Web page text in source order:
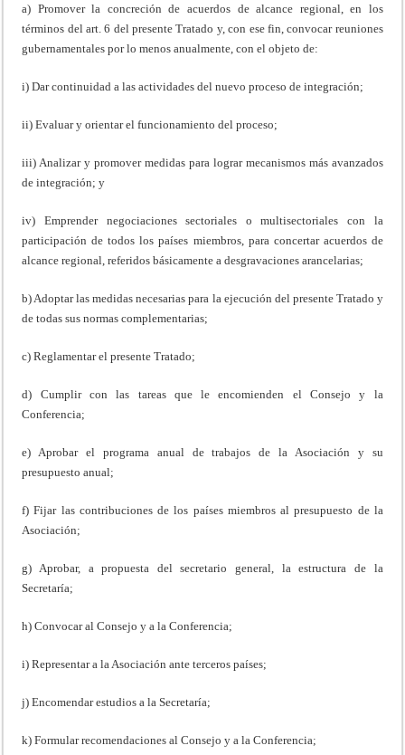
a) Promover la concreción de acuerdos de alcance regional, en los
términos del art. 6 del presente Tratado y, con ese fin, convocar reuniones
gubernamentales por lo menos anualmente, con el objeto de:
i) Dar continuidad a las actividades del nuevo proceso de integración;
ii) Evaluar y orientar el funcionamiento del proceso;
iii) Analizar y promover medidas para lograr mecanismos más avanzados
de integración; y
iv) Emprender negociaciones sectoriales o multisectoriales con la
participación de todos los países miembros, para concertar acuerdos de
alcance regional, referidos básicamente a desgravaciones arancelarias;
b) Adoptar las medidas necesarias para la ejecución del presente Tratado y
de todas sus normas complementarias;
c) Reglamentar el presente Tratado;
d) Cumplir con las tareas que le encomienden el Consejo y la
Conferencia;
e) Aprobar el programa anual de trabajos de la Asociación y su
presupuesto anual;
f) Fijar las contribuciones de los países miembros al presupuesto de la
Asociación;
g) Aprobar, a propuesta del secretario general, la estructura de la
Secretaría;
h) Convocar al Consejo y a la Conferencia;
i) Representar a la Asociación ante terceros países;
j) Encomendar estudios a la Secretaría;
k) Formular recomendaciones al Consejo y a la Conferencia;